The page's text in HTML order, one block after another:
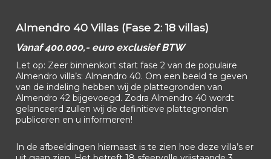
Almendro 40 Villas (Fase 2: 18 villas)
Vanaf 400.000,- euro exclusief BTW
Let op: Zeer binnenkort start fase 2 van de populaire
Almendro villa’s: Almendro 40. Om een beeld te geven
van de indeling hebben wij de plattegronden van
Almendro 42 bijgevoegd. Zodra Almendro 40 wordt
gelanceerd zullen wij de definitieve plattegronden
publiceren en u informeren!
In de afbeeldingen hiernaast is te zien hoe deze villa’s er